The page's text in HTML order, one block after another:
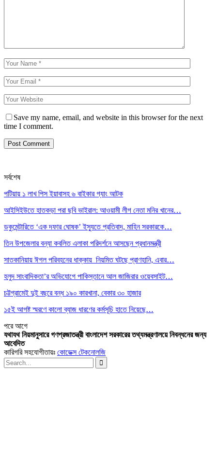
Save my name, email, and website in this browser for the next
time I comment.
সর্বশেষ
পটিয়ায় ১ লাখ পিস ইয়াবাসহ ৬ বাইকার গ্যাং আটক
আইসিইউতে হাতকড়া পরা ছবি ভাইরাল: আওয়ামী লীগ নেতা মনির খানের…
ডকুমেন্টারিতে ‘এক দফার ঘোষক’ ইস্যুতে প্রতিবাদ, মাহিন সরকারকে…
তিন উপজেলার বন্যা কবলিত এলাকা পরিদর্শনে আসছেন প্রধানমন্ত্রী
সাতকানিয়ায় ঈগল পরিবহনের ধাক্কায় নিয়মিত ঘটছে প্রাণহানি, এবার…
হলুদ সাংবাদিকতা’র অভিযোগে পাকিস্তানে আল জাজিরার ওয়েবসাইট…
চট্টগ্রামেই দুই বছরে বন্ধ ১৯০ কারখানা, বেকার ৩০ হাজার
১৫ই আগষ্ট স্মরণে কালো ব্যাজ ধারণের কর্মসূচি হাতে নিয়েছে…
পরেআগে
যথাযথ নিয়মানুসারে গণপ্রজাতন্ত্রী বাংলাদেশ সরকারের তথ্যমন্ত্রণালয়ে নিবন্ধনের জন্য
আবেদিত
কারিগরি সহযোগীতায়ঃ কোডেক্স টেকনোলজি